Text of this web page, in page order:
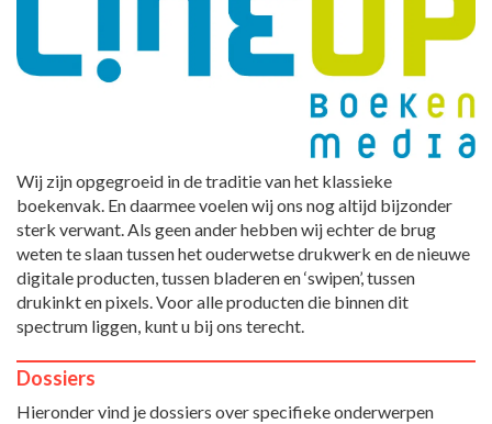
Wij zijn opgegroeid in de traditie van het klassieke
boekenvak. En daarmee voelen wij ons nog altijd bijzonder
sterk verwant. Als geen ander hebben wij echter de brug
weten te slaan tussen het ouderwetse drukwerk en de nieuwe
digitale producten, tussen bladeren en ‘swipen’, tussen
drukinkt en pixels. Voor alle producten die binnen dit
spectrum liggen, kunt u bij ons terecht.
Dossiers
Hieronder vind je dossiers over specifieke onderwerpen